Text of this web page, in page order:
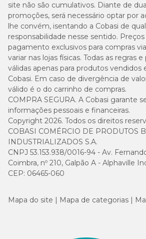
site não são cumulativos. Diante de
promoções, será necessário optar por
lhe convém, isentando a Cobasi de
responsabilidade nesse sentido.
pagamento exclusivos para compras
variar nas lojas físicas. Todas as regras
válidas apenas para produtos vendidos
Cobasi. Em caso de divergência de
válido é o do carrinho de compras.
COMPRA SEGURA. A Cobasi garante
informações pessoais e financeiras.
Copyright 2026. Todos os direitos
COBASI COMÉRCIO DE PRODUTOS
INDUSTRIALIZADOS S.A.
CNPJ 53.153.938/0016-94 - Av.
Coimbra, nº 210, Galpão A - Alphaville
CEP: 06465-060
Mapa do site Mapa de categorias